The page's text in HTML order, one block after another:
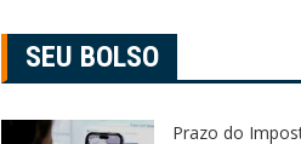
Prisão de foragido por
ocorre no Mogilar em Mogi
29 de junho de 2026
SEU BOLSO
Prazo do